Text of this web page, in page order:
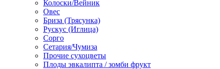
Колоски/Вейник
Овес
Бриза (Трясунка)
Рускус (Иглица)
Сорго
Сетария/Чумиза
Прочие сухоцветы
Плоды эвкалипта / зомби фрукт